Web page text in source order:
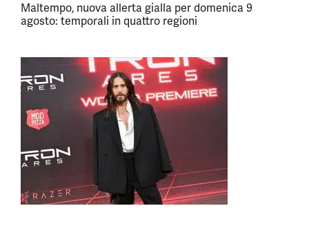
Maltempo, nuova allerta gialla per domenica 9
agosto: temporali in quattro regioni